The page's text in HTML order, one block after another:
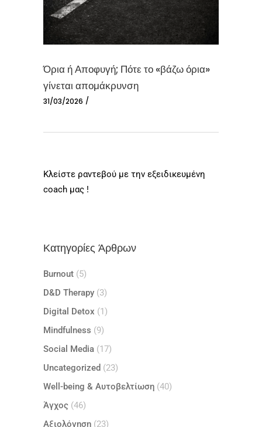
Όρια ή Αποφυγή; Πότε το «βάζω όρια»
γίνεται απομάκρυνση
31/03/2026
Κλείστε ραντεβού με την εξειδικευμένη
coach μας !
Κατηγορίες Άρθρων
Burnout (5)
D&D Therapy (3)
Digital Detox (1)
Mindfulness (9)
Social Media (17)
Uncategorized (23)
Well-being & Αυτοβελτίωση (40)
Άγχος (46)
Αξιολόγηση (23)